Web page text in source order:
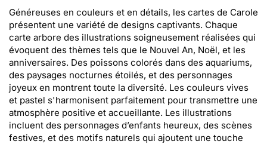
Généreuses en couleurs et en détails, les cartes de Carole
présentent une variété de designs captivants. Chaque
carte arbore des illustrations soigneusement réalisées qui
évoquent des thèmes tels que le Nouvel An, Noël, et les
anniversaires. Des poissons colorés dans des aquariums,
des paysages nocturnes étoilés, et des personnages
joyeux en montrent toute la diversité. Les couleurs vives
et pastel s'harmonisent parfaitement pour transmettre une
atmosphère positive et accueillante. Les illustrations
incluent des personnages d’enfants heureux, des scènes
festives, et des motifs naturels qui ajoutent une touche